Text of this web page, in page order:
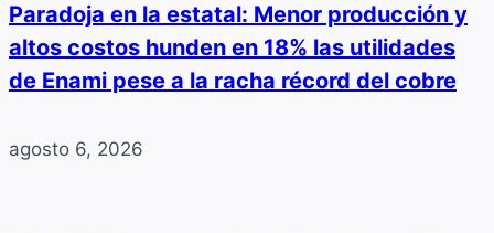
Paradoja en la estatal: Menor producción y
altos costos hunden en 18% las utilidades
de Enami pese a la racha récord del cobre
agosto 6, 2026